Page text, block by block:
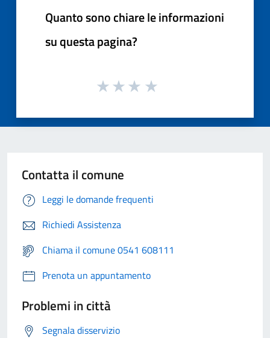
Quanto sono chiare le informazioni
su questa pagina?
Contatta il comune
Leggi le domande frequenti
Richiedi Assistenza
Chiama il comune 0541 608111
Prenota un appuntamento
Problemi in città
Segnala disservizio